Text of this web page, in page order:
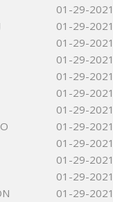
01-29-2021
01-29-2021
01-29-2021
01-29-2021
01-29-2021
01-29-2021
01-29-2021
01-29-2021
01-29-2021
01-29-2021
01-29-2021
01-29-2021